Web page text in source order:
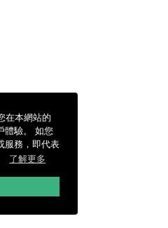
在本網站的
體驗。 如您
服務，即代表
了解更多